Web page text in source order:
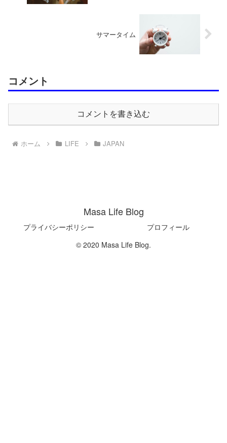
サマータイム
コメント
コメントを書き込む
ホーム LIFE JAPAN
Masa Life Blog
プライバシーポリシー
プロフィール
© 2020 Masa Life Blog.